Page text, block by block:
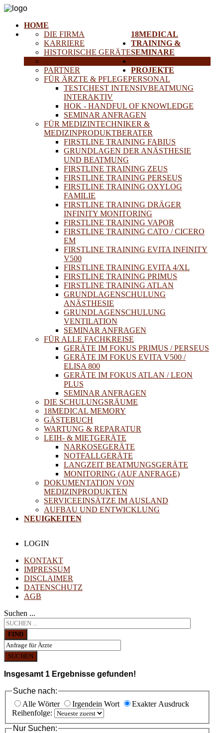
HOME
18MEDICAL
DIE FIRMA
KARRIERE
HISTORISCHE GERÄTE
PARTNER
TRAINING &
SEMINARE
FÜR ÄRZTE & PFLEGEPERSONAL
TESTCHEST INTENSIVBEATMUNG
INTERAKTIV
HOK - HANDFUL OF KNOWLEDGE
SEMINAR ANFRAGEN
FÜR MEDIZINTECHNIKER &
MEDIZINPRODUKTBERATER
FIRSTLINE TRAINING FABIUS
GRUNDLAGEN DER ANÄSTHESIE
UND BEATMUNG
FIRSTLINE TRAINING ZEUS
FIRSTLINE TRAINING PERSEUS
FIRSTLINE TRAINING OXYLOG
FAMILIE
FIRSTLINE TRAINING DRÄGER
INFINITY MONITORING
FIRSTLINE TRAINING VAPOR
FIRSTLINE TRAINING CATO / CICERO
EM
FIRSTLINE TRAINING EVITA INFINITY
V500
FIRSTLINE TRAINING EVITA 4/XL
FIRSTLINE TRAINING PRIMUS
FIRSTLINE TRAINING ATLAN
GRUNDLAGENSCHULUNG
ANÄSTHESIE
GRUNDLAGENSCHULUNG
VENTILATION
SEMINAR ANFRAGEN
FÜR ALLE FACHKREISE
GERÄTE IM FOKUS PRIMUS / PERSEUS
GERÄTE IM FOKUS EVITA V500 /
ELISA 800
GERÄTE IM FOKUS ATLAN / LEON
PLUS
SEMINAR ANFRAGEN
DIE SCHULUNGSRÄUME
18MEDICAL MEMORY
GÄSTEBUCH
WARTUNG & REPARATUR
LEIH- & MIETGERÄTE
NARKOSEGERÄTE
NOTFALLGERÄTE
LANGZEIT BEATMUNGSGERÄTE
MONITORING (AUF ANFRAGE)
DOKUMENTATION VON
MEDIZINPRODUKTEN
PROJEKTE
SERVICEEINSÄTZE IM AUSLAND
AUFBAU UND ENTWICKLUNG
NEUIGKEITEN
LOGIN
KONTAKT
IMPRESSUM
DISCLAIMER
DATENSCHUTZ
AGB
Suchen ...
FIND
SUCHEN
Insgesamt 1 Ergebnisse gefunden!
Suche nach:
Alle Wörter
Irgendein Wort
Exakter Ausdruck
Reihenfolge:
Nur Suchen: